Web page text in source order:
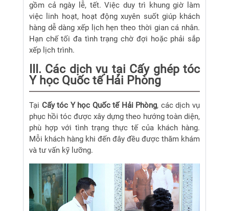
gồm cả ngày lễ, tết. Việc duy trì khung giờ làm
việc linh hoạt, hoạt động xuyên suốt giúp khách
hàng dễ dàng xếp lịch hẹn theo thời gian cá nhân.
Hạn chế tối đa tình trạng chờ đợi hoặc phải sắp
xếp lịch trình.
III. Các dịch vụ tại Cấy ghép tóc
Y học Quốc tế Hải Phòng
Tại Cấy tóc Y học Quốc tế Hải Phòng, các dịch vụ
phục hồi tóc được xây dựng theo hướng toàn diện,
phù hợp với tình trạng thực tế của khách hàng.
Mỗi khách hàng khi đến đây đều được thăm khám
và tư vấn kỹ lưỡng.